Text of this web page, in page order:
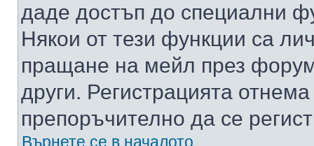
даде достъп до специални
Някои от тези функции са
пращане на мейл през
други. Регистрацията
препоръчително да се
Върнете се в началото